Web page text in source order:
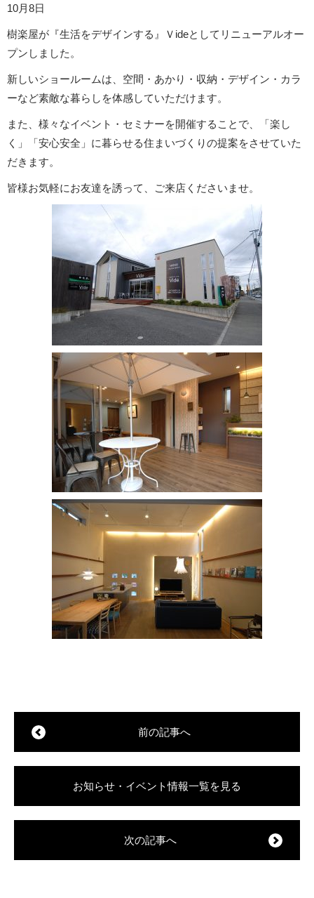
10月8日
樹楽屋が『生活をデザインする』Ｖideとしてリニューアルオー
プンしました。
新しいショールームは、空間・あかり・収納・デザイン・カラ
ーなど素敵な暮らしを体感していただけます。
また、様々なイベント・セミナーを開催することで、「楽し
く」「安心安全」に暮らせる住まいづくりの提案をさせていた
だきます。
皆様お気軽にお友達を誘って、ご来店くださいませ。
前の記事へ
お知らせ・イベント情報一覧を見る
次の記事へ